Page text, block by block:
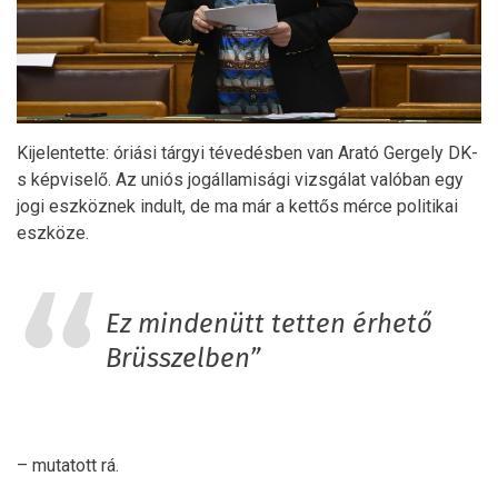
Kijelentette: óriási tárgyi tévedésben van Arató Gergely DK-
s képviselő. Az uniós jogállamisági vizsgálat valóban egy
jogi eszköznek indult, de ma már a kettős mérce politikai
eszköze.
Ez mindenütt tetten érhető
Brüsszelben”
– mutatott rá.